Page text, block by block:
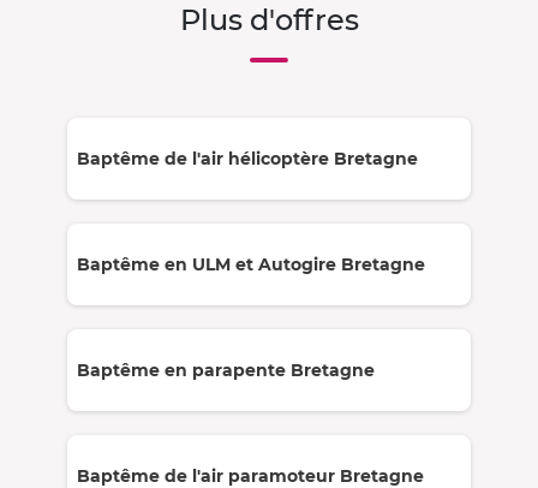
Plus d'offres
Baptême de l'air hélicoptère Bretagne
Baptême en ULM et Autogire Bretagne
Baptême en parapente Bretagne
Baptême de l'air paramoteur Bretagne